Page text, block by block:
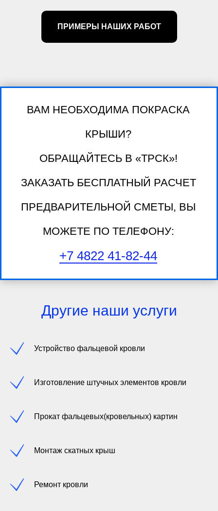
ПРИМЕРЫ НАШИХ РАБОТ
ВАМ НЕОБХОДИМА ПОКРАСКА
КРЫШИ?
ОБРАЩАЙТЕСЬ В «ТРСК»!
ЗАКАЗАТЬ БЕСПЛАТНЫЙ РАСЧЕТ
ПРЕДВАРИТЕЛЬНОЙ СМЕТЫ, ВЫ
МОЖЕТЕ ПО ТЕЛЕФОНУ:
+7 4822 41-82-44
Другие наши услуги
Устройство фальцевой кровли
Изготовление штучных элементов кровли
Прокат фальцевых(кровельных) картин
Монтаж скатных крыш
Ремонт кровли